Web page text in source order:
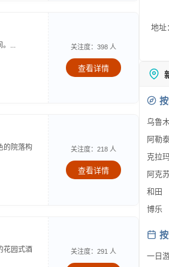
。... 关注度：398 人
查看详情
的院落构
关注度：218 人
查看详情
花园式酒
关注度：291 人
地址：
乌鲁
阿勒
克拉
阿克
和田
博乐
一日